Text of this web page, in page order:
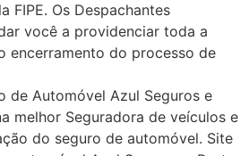
FIPE. Os Despachantes
você a providenciar toda a
encerramento do processo de
de Automóvel Azul Seguros e
melhor Seguradora de veículos e
do seguro de automóvel. Site